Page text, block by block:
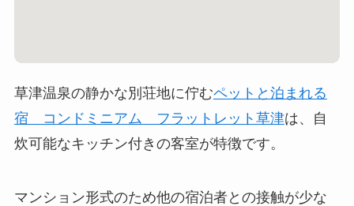
草津温泉の静かな別荘地に佇むペットと泊まれる
宿 コンドミニアム フラットレット草津は、自
炊可能なキッチン付きの客室が特徴です。
マンション形式のため他の宿泊者との接触が少な